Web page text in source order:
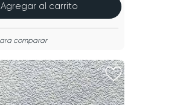
Agregar al carrito